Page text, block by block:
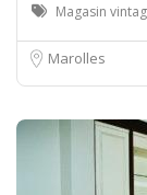
Magasin
Marolles